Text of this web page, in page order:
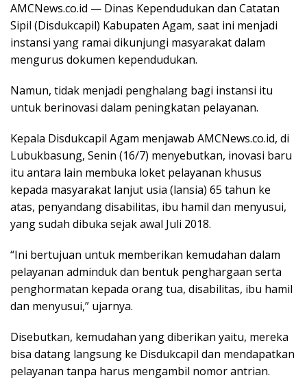
AMCNews.co.id — Dinas Kependudukan dan Catatan
Sipil (Disdukcapil) Kabupaten Agam, saat ini menjadi
instansi yang ramai dikunjungi masyarakat dalam
mengurus dokumen kependudukan.
Namun, tidak menjadi penghalang bagi instansi itu
untuk berinovasi dalam peningkatan pelayanan.
Kepala Disdukcapil Agam menjawab AMCNews.co.id, di
Lubukbasung, Senin (16/7) menyebutkan, inovasi baru
itu antara lain membuka loket pelayanan khusus
kepada masyarakat lanjut usia (lansia) 65 tahun ke
atas, penyandang disabilitas, ibu hamil dan menyusui,
yang sudah dibuka sejak awal Juli 2018.
“Ini bertujuan untuk memberikan kemudahan dalam
pelayanan adminduk dan bentuk penghargaan serta
penghormatan kepada orang tua, disabilitas, ibu hamil
dan menyusui,” ujarnya.
Disebutkan, kemudahan yang diberikan yaitu, mereka
bisa datang langsung ke Disdukcapil dan mendapatkan
pelayanan tanpa harus mengambil nomor antrian.